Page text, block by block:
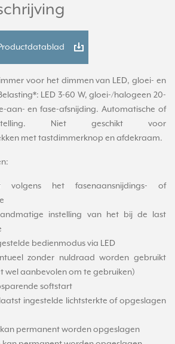
Productdatablad
voor het dimmen van LED, gloei- en
LED 3-60 W, gloei-/halogeen 20-
aan- en fase-afsnijding. Automatische of
Niet geschikt voor
met tastdimmerknop en afdekraam.
het fasenaansnijdings- of
instelling van het bij de last
bedienmodus via LED
zonder nuldraad worden gebruikt
wel aanbevolen om te gebruiken)
softstart
ingestelde lichtsterkte of opgeslagen
permanent worden opgeslagen